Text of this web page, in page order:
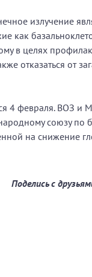
излучение
как
в целях
отказаться от
4 февраля. ВОЗ и
союзу по
на снижение
Поделись с